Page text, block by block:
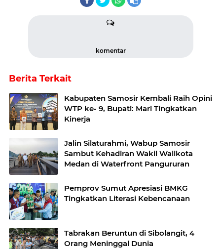
komentar
Berita Terkait
Kabupaten Samosir Kembali Raih Opini
WTP ke- 9, Bupati: Mari Tingkatkan
Kinerja
Jalin Silaturahmi, Wabup Samosir
Sambut Kehadiran Wakil Walikota
Medan di Waterfront Pangururan
Pemprov Sumut Apresiasi BMKG
Tingkatkan Literasi Kebencanaan
Tabrakan Beruntun di Sibolangit, 4
Orang Meninggal Dunia